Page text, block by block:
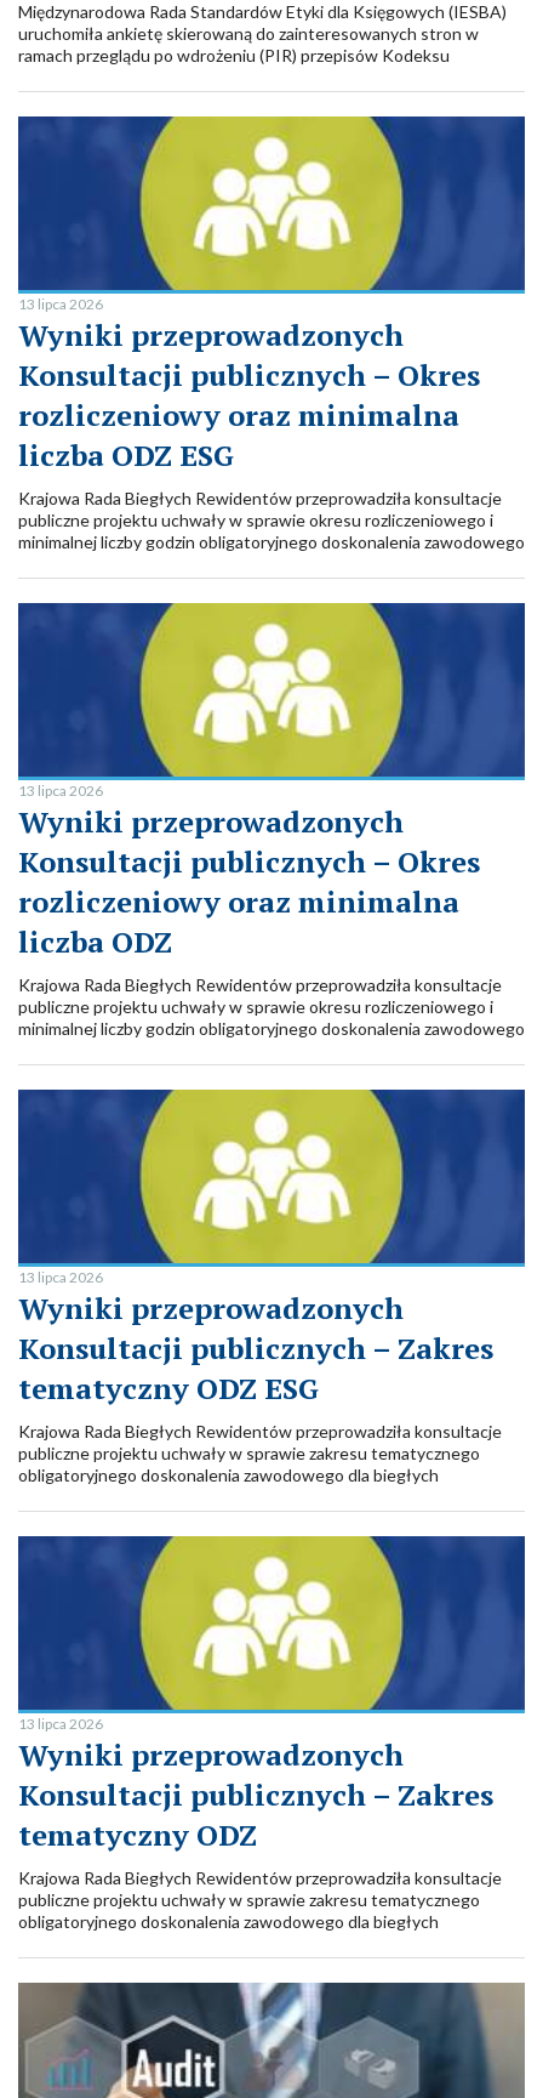
Międzynarodowa Rada Standardów Etyki dla Księgowych (IESBA)
uruchomiła ankietę skierowaną do zainteresowanych stron w
ramach przeglądu po wdrożeniu (PIR) przepisów Kodeksu
regulacji (NOCLAR).
13 lipca 2026
Wyniki przeprowadzonych
Konsultacji publicznych – Okres
rozliczeniowy oraz minimalna
liczba ODZ ESG
Krajowa Rada Biegłych Rewidentów przeprowadziła konsultacje
publiczne projektu uchwały w sprawie okresu rozliczeniowego i
minimalnej liczby godzin obligatoryjnego doskonalenia zawodowego
atestacji sprawozdawczości zrównoważonego rozwoju.
13 lipca 2026
Wyniki przeprowadzonych
Konsultacji publicznych – Okres
rozliczeniowy oraz minimalna
liczba ODZ
Krajowa Rada Biegłych Rewidentów przeprowadziła konsultacje
publiczne projektu uchwały w sprawie okresu rozliczeniowego i
minimalnej liczby godzin obligatoryjnego doskonalenia zawodowego
13 lipca 2026
Wyniki przeprowadzonych
Konsultacji publicznych – Zakres
tematyczny ODZ ESG
Krajowa Rada Biegłych Rewidentów przeprowadziła konsultacje
publiczne projektu uchwały w sprawie zakresu tematycznego
obligatoryjnego doskonalenia zawodowego dla biegłych
zrównoważonego rozwoju.
13 lipca 2026
Wyniki przeprowadzonych
Konsultacji publicznych – Zakres
tematyczny ODZ
Krajowa Rada Biegłych Rewidentów przeprowadziła konsultacje
publiczne projektu uchwały w sprawie zakresu tematycznego
obligatoryjnego doskonalenia zawodowego dla biegłych
umiejętności związanych z wykonywaniem zawodu biegłego
rewidenta, w szczególności z zakresu rachunkowości i badania